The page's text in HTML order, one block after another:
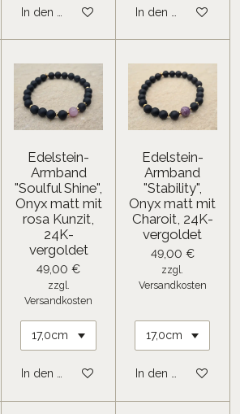
In den Warenkorb In den Warenkorb
Edelstein-
Armband
"Soulful Shine",
Onyx matt mit
rosa Kunzit,
24K-
vergoldet
49,00 €
zzgl.
Versandkosten
In den Warenkorb
Edelstein-
Armband
"Stability",
Onyx matt mit
Charoit, 24K-
vergoldet
49,00 €
zzgl.
Versandkosten
In den Warenkorb